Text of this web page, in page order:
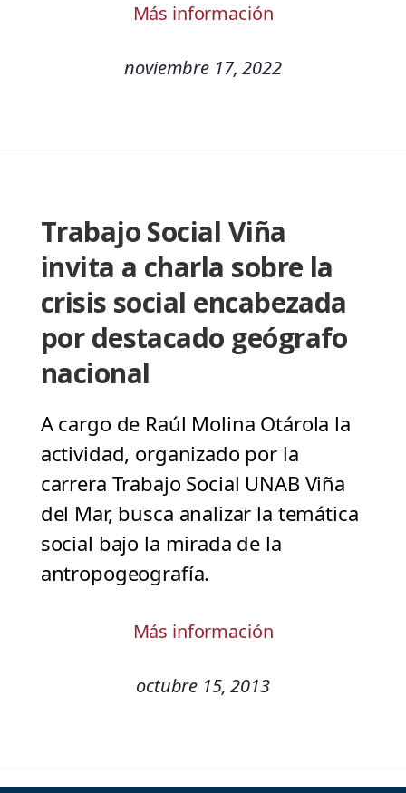
Más información
noviembre 17, 2022
Trabajo Social Viña
invita a charla sobre la
crisis social encabezada
por destacado geógrafo
nacional
A cargo de Raúl Molina Otárola la
actividad, organizado por la
carrera Trabajo Social UNAB Viña
del Mar, busca analizar la temática
social bajo la mirada de la
antropogeografía.
Más información
octubre 15, 2013